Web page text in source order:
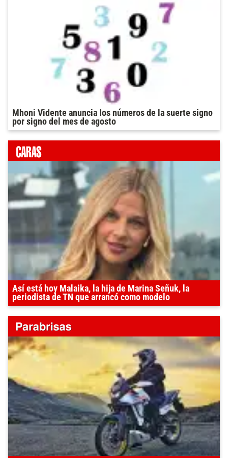
Mhoni Vidente anuncia los números de la suerte signo
por signo del mes de agosto
Así está hoy Malaika, la hija de Marina Señuk, la
periodista de TN que arrancó como modelo